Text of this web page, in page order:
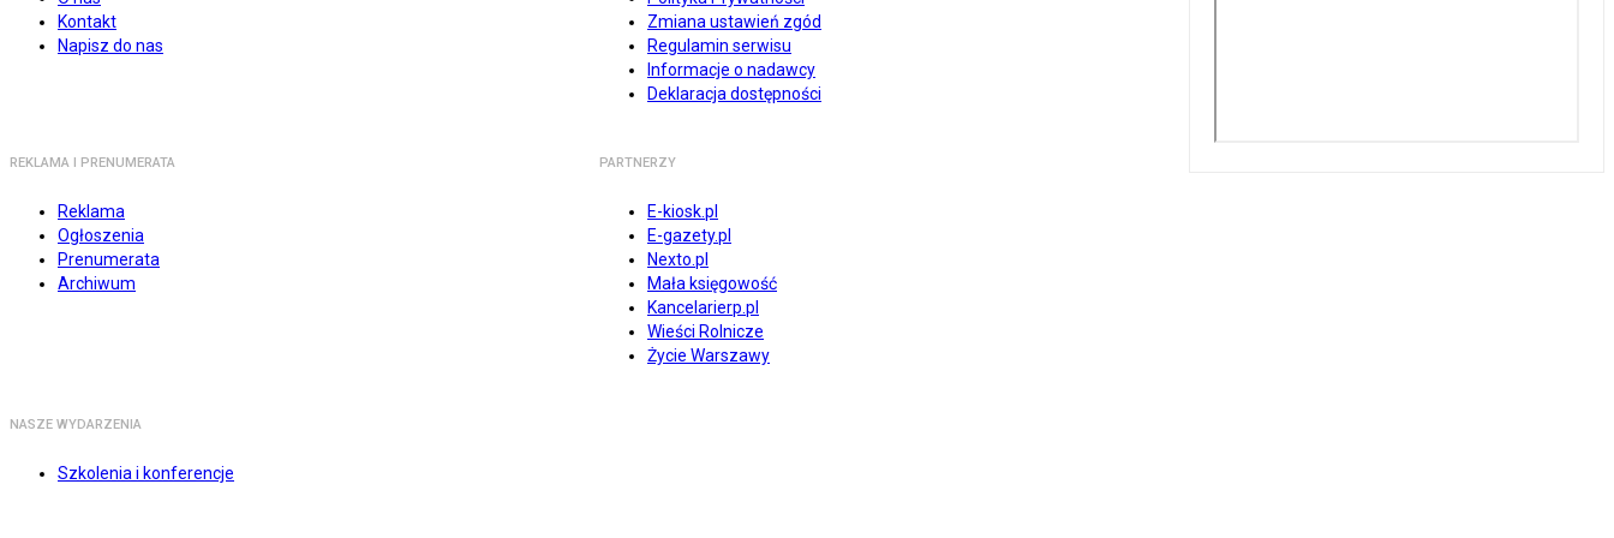
Kontakt
Napisz do nas
Zmiana ustawień zgód
Regulamin serwisu
Informacje o nadawcy
Deklaracja dostępności
REKLAMA I PRENUMERATA
Reklama
Ogłoszenia
Prenumerata
Archiwum
PARTNERZY
E-kiosk.pl
E-gazety.pl
Nexto.pl
Mała księgowość
Kancelarierp.pl
Wieści Rolnicze
Życie Warszawy
NASZE WYDARZENIA
Szkolenia i konferencje